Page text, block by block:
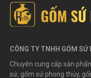
CÔNG TY TNHH GỐM SỨ
Chuyên cung cấp sản
sứ, gốm sứ phong thủy,